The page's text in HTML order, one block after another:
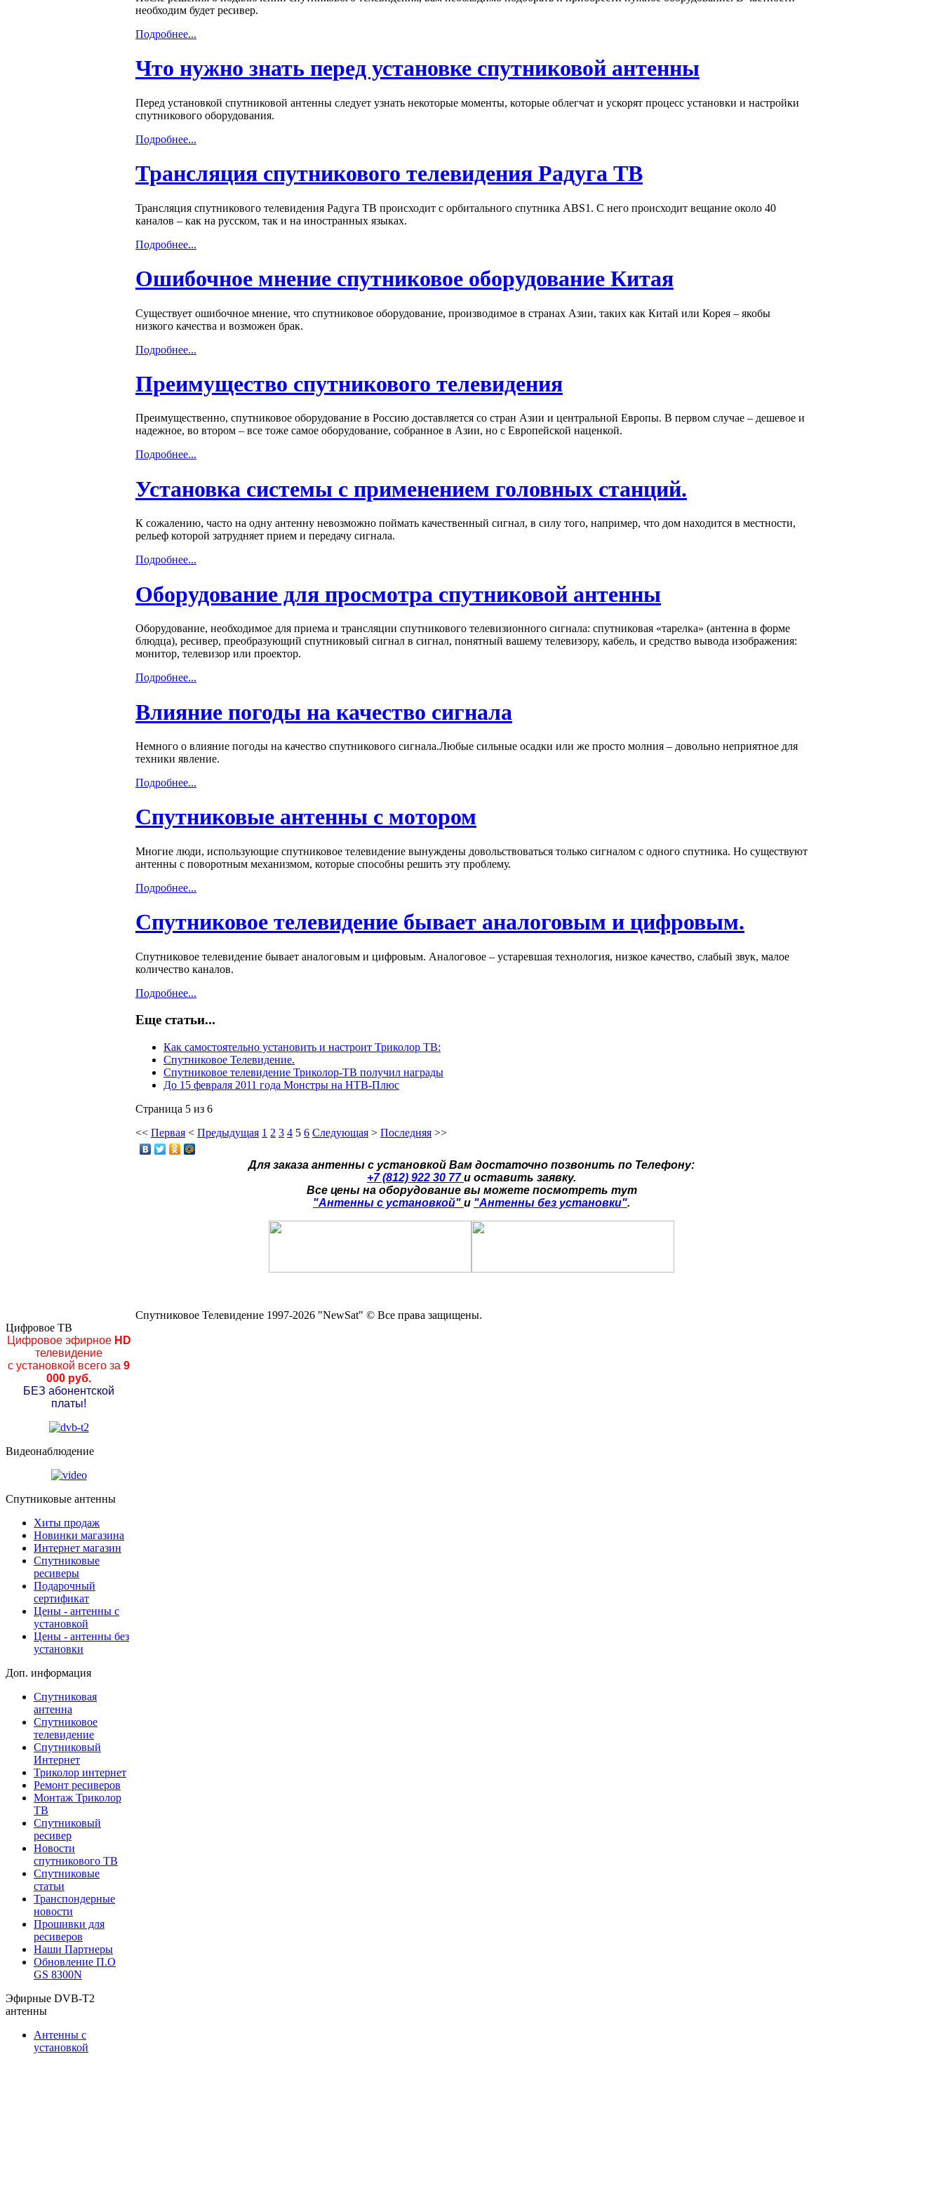
необходим будет ресивер.
Подробнее...
Что нужно знать перед установке спутниковой антенны
Перед установкой спутниковой антенны следует узнать некоторые моменты, которые облегчат и ускорят процесс установки и настройки
спутникового оборудования.
Подробнее...
Трансляция спутникового телевидения Радуга ТВ
Трансляция спутникового телевидения Радуга ТВ происходит с орбитального спутника ABS1. С него происходит вещание около 40
каналов – как на русском, так и на иностранных языках.
Подробнее...
Ошибочное мнение спутниковое оборудование Китая
Существует ошибочное мнение, что спутниковое оборудование, производимое в странах Азии, таких как Китай или Корея – якобы
низкого качества и возможен брак.
Подробнее...
Преимущество спутникового телевидения
Преимущественно, спутниковое оборудование в Россию доставляется со стран Азии и центральной Европы. В первом случае – дешевое и
надежное, во втором – все тоже самое оборудование, собранное в Азии, но с Европейской наценкой.
Подробнее...
Установка системы с применением головных станций.
К сожалению, часто на одну антенну невозможно поймать качественный сигнал, в силу того, например, что дом находится в местности,
рельеф которой затрудняет прием и передачу сигнала.
Подробнее...
Оборудование для просмотра спутниковой антенны
Оборудование, необходимое для приема и трансляции спутникового телевизионного сигнала: спутниковая «тарелка» (антенна в форме
блюдца), ресивер, преобразующий спутниковый сигнал в сигнал, понятный вашему телевизору, кабель, и средство вывода изображения:
монитор, телевизор или проектор.
Подробнее...
Влияние погоды на качество сигнала
Немного о влияние погоды на качество спутникового сигнала.Любые сильные осадки или же просто молния – довольно неприятное для
техники явление.
Подробнее...
Спутниковые антенны с мотором
Многие люди, использующие спутниковое телевидение вынуждены довольствоваться только сигналом с одного спутника. Но существуют
антенны с поворотным механизмом, которые способны решить эту проблему.
Подробнее...
Спутниковое телевидение бывает аналоговым и цифровым.
Спутниковое телевидение бывает аналоговым и цифровым. Аналоговое – устаревшая технология, низкое качество, слабый звук, малое
количество каналов.
Подробнее...
Еще статьи...
Как самостоятельно установить и настроит Триколор ТВ:
Спутниковое Телевидение.
Спутниковое телевидение Триколор-ТВ получил награды
До 15 февраля 2011 года Монстры на НТВ-Плюс
Страница 5 из 6
<< Первая < Предыдущая 1 2 3 4 5 6 Следующая > Последняя >>
Для заказа антенны с установкой Вам достаточно позвонить по Телефону:
+7 (812) 922 30 77 и оставить заявку.
Все цены на оборудование вы можете посмотреть тут
"Антенны с установкой" и "Антенны без установки".
Спутниковое Телевидение 1997-2026 "NewSat" © Все права защищены.
Цифровое ТВ
Цифровое эфирноеHD
телевидение
с установкой всего за 9
000 руб.
БЕЗ абонентской
платы!
Видеонаблюдение
Спутниковые антенны
Хиты продаж
Новинки магазина
Интернет магазин
Спутниковые
ресиверы
Подарочный
сертификат
Цены - антенны с
установкой
Цены - антенны без
установки
Доп. информация
Спутниковая
антенна
Спутниковое
телевидение
Спутниковый
Интернет
Триколор интернет
Ремонт ресиверов
Монтаж Триколор
ТВ
Спутниковый
ресивер
Новости
спутникового ТВ
Спутниковые
статьи
Транспондерные
новости
Прошивки для
ресиверов
Наши Партнеры
Обновление П.О
GS 8300N
Эфирные DVB-T2
антенны
Антенны с
установкой